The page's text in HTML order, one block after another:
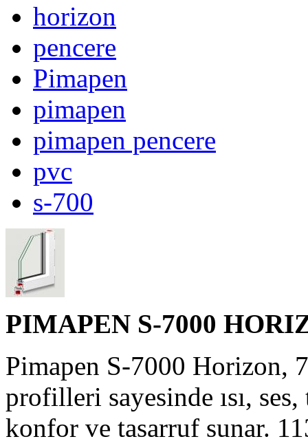
horizon
pencere
Pimapen
pimapen
pimapen pencere
pvc
s-700
PIMAPEN S-7000
Pimapen S-7000 Horizon,
profilleri sayesinde ısı,
konfor ve tasarruf sunar.